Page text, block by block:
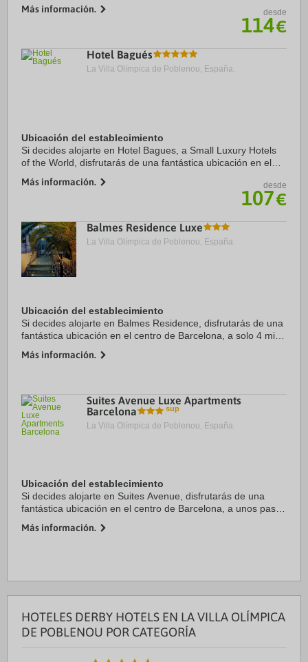
Además, este apartotel se ...
Más información. desde
114€
Hotel Bagués
La Villa Olímpica de Poblenou, España.
Ubicación del establecimiento
Si decides alojarte en Hotel Bagues, a Small Luxury Hotels
of the World, disfrutarás de una fantástica ubicación en el
min a pie de Catedral de ...
Más información. desde
107€
Balmes Residence Luxe
La Villa Olímpica de Poblenou, España.
Ubicación del establecimiento
Si decides alojarte en Balmes Residence, disfrutarás de una
fantástica ubicación en el centro de Barcelona, a solo 4 min
Además, este apartamento de 4 ...
Más información.
Suites Avenue Luxe Apartments
Barcelona
La Villa Olímpica de Poblenou, España.
Ubicación del establecimiento
Si decides alojarte en Suites Avenue, disfrutarás de una
fantástica ubicación en el centro de Barcelona, a unos pasos
Además, este apartotel se ...
Más información.
HOTELES DERBY HOTELS EN LA VILLA OLÍMPICA
DE POBLENOU POR CATEGORÍA